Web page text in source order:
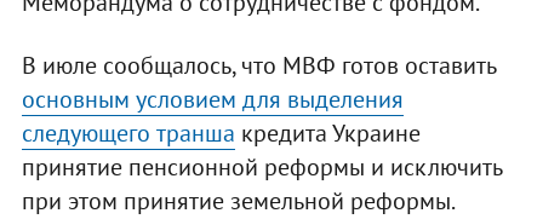
В июле сообщалось, что МВФ готов оставить
основным условием для выделения
следующего транша кредита Украине
принятие пенсионной реформы и исключить
при этом принятие земельной реформы.